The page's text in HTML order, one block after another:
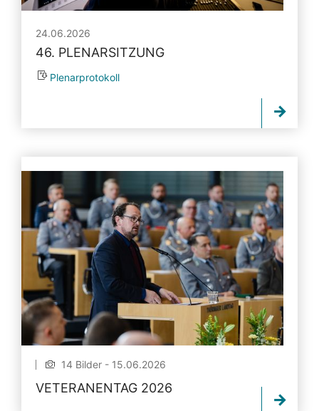
24.06.2026
46. PLENARSITZUNG
Plenarprotokoll
14 Bilder - 15.06.2026
VETERANENTAG 2026